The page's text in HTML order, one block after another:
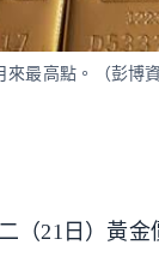
最高點。（彭博資
（21日）黃